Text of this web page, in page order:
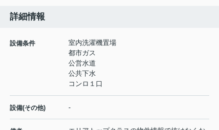
詳細情報
設備条件
室内洗濯機置場
都市ガス
公営水道
公共下水
コンロ１口
設備(その他) -